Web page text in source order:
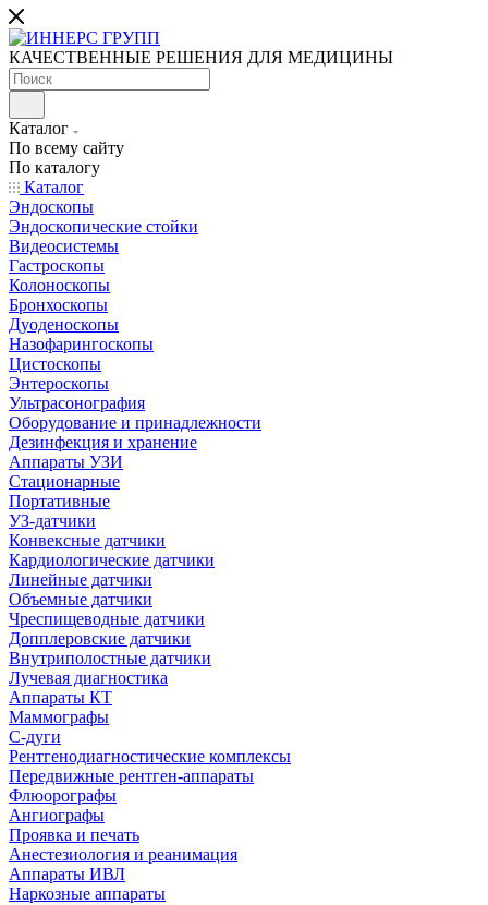
КАЧЕСТВЕННЫЕ РЕШЕНИЯ ДЛЯ МЕДИЦИНЫ
Каталог
По всему сайту
По каталогу
Каталог
Эндоскопы
Эндоскопические стойки
Видеосистемы
Гастроскопы
Колоноскопы
Бронхоскопы
Дуоденоскопы
Назофарингоскопы
Цистоскопы
Энтероскопы
Ультрасонография
Оборудование и принадлежности
Дезинфекция и хранение
Аппараты УЗИ
Стационарные
Портативные
УЗ-датчики
Конвексные датчики
Кардиологические датчики
Линейные датчики
Объемные датчики
Чреспищеводные датчики
Допплеровские датчики
Внутриполостные датчики
Лучевая диагностика
Аппараты КТ
Маммографы
С-дуги
Рентгенодиагностические комплексы
Передвижные рентген-аппараты
Флюорографы
Ангиографы
Проявка и печать
Анестезиология и реанимация
Аппараты ИВЛ
Наркозные аппараты